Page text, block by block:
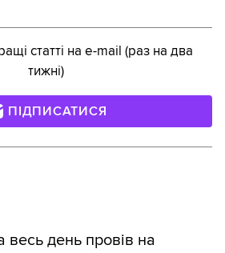
статті на e-mail (раз на два
тижні)
ПІДПИСАТИСЯ
день провів на